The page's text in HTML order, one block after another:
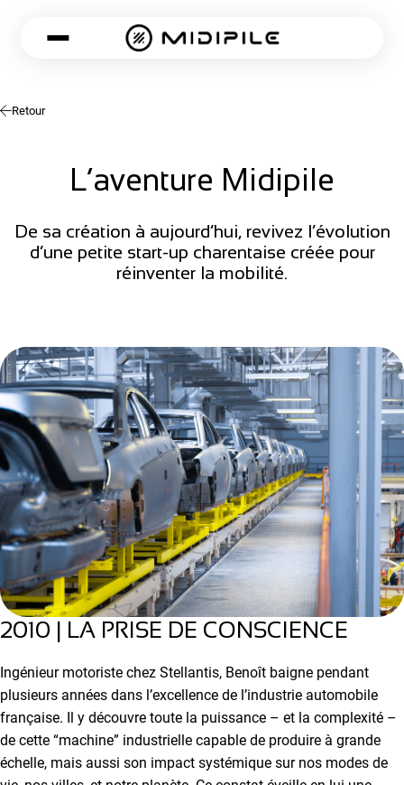
Retour
L’aventure Midipile
De sa création à aujourd’hui, revivez l’évolution
d’une petite start-up charentaise créée pour
réinventer la mobilité.
2010 | LA PRISE DE CONSCIENCE
Ingénieur motoriste chez Stellantis, Benoît baigne pendant
plusieurs années dans l’excellence de l’industrie automobile
française. Il y découvre toute la puissance – et la complexité –
de cette “machine” industrielle capable de produire à grande
échelle, mais aussi son impact systémique sur nos modes de